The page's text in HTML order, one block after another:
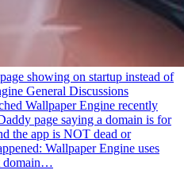
showing on startup instead of
General Discussions
Wallpaper Engine recently
page saying a domain is for
the app is NOT dead or
Wallpaper Engine uses
domain…